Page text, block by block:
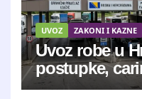
UVOZ ZAKONI I KAZNE
Uvoz robe u
postupke,